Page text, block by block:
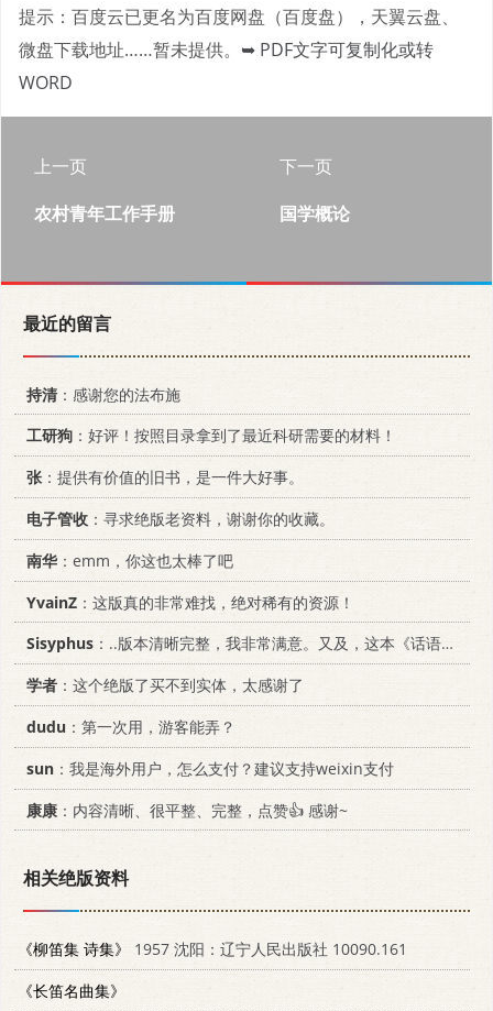
提示：百度云已更名为百度网盘（百度盘），天翼云盘、
微盘下载地址……暂未提供。 ➥ PDF文字可复制化或转
WORD
上一页
农村青年工作手册
下一页
国学概论
最近的留言
持清：感谢您的法布施
工研狗 ：好评！按照目录拿到了最近科研需要的材料！
张：提供有价值的旧书，是一件大好事。
电子管收 ：寻求绝版老资料，谢谢你的收藏。
南华 ：emm，你这也太棒了吧
YvainZ ：这版真的非常难找，绝对稀有的资源！
Sisyphus ：..版本清晰完整，我非常满意。又及，这本《话语的真相》...
学者 ：这个绝版了买不到实体，太感谢了
dudu ：第一次用，游客能弄？
sun ：我是海外用户，怎么支付？建议支持weixin支付
康康 ：内容清晰、很平整、完整，点赞👍 感谢~
相关绝版资料
《柳笛集 诗集》
1957 沈阳：辽宁人民出版社 10090.161
《长笛名曲集》